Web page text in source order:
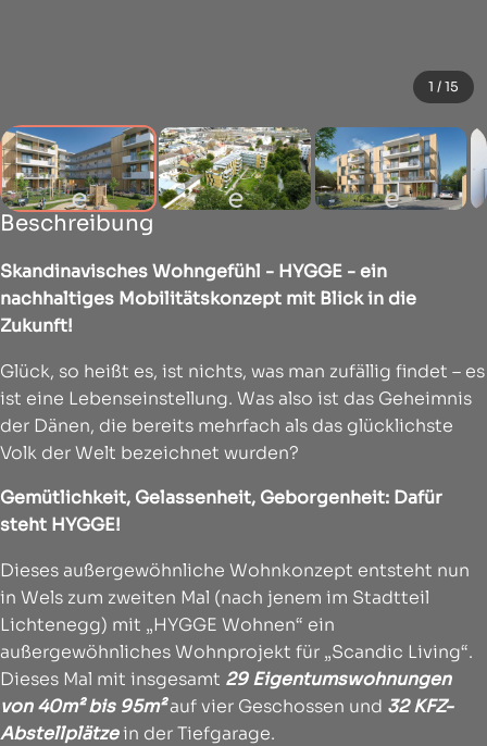
1 / 15
Beschreibung
Skandinavisches Wohngefühl - HYGGE - ein
nachhaltiges Mobilitätskonzept mit Blick in die
Zukunft!
Glück, so heißt es, ist nichts, was man zufällig findet – es
ist eine Lebenseinstellung. Was also ist das Geheimnis
der Dänen, die bereits mehrfach als das glücklichste
Volk der Welt bezeichnet wurden?
Gemütlichkeit, Gelassenheit, Geborgenheit: Dafür
steht HYGGE!
Dieses außergewöhnliche Wohnkonzept entsteht nun
in Wels zum zweiten Mal (nach jenem im Stadtteil
Lichtenegg) mit „HYGGE Wohnen“ ein
außergewöhnliches Wohnprojekt für „Scandic Living“.
Dieses Mal mit insgesamt 29 Eigentumswohnungen
von 40m² bis 95m²auf vier Geschossen und 32 KFZ-
Abstellplätzein der Tiefgarage.